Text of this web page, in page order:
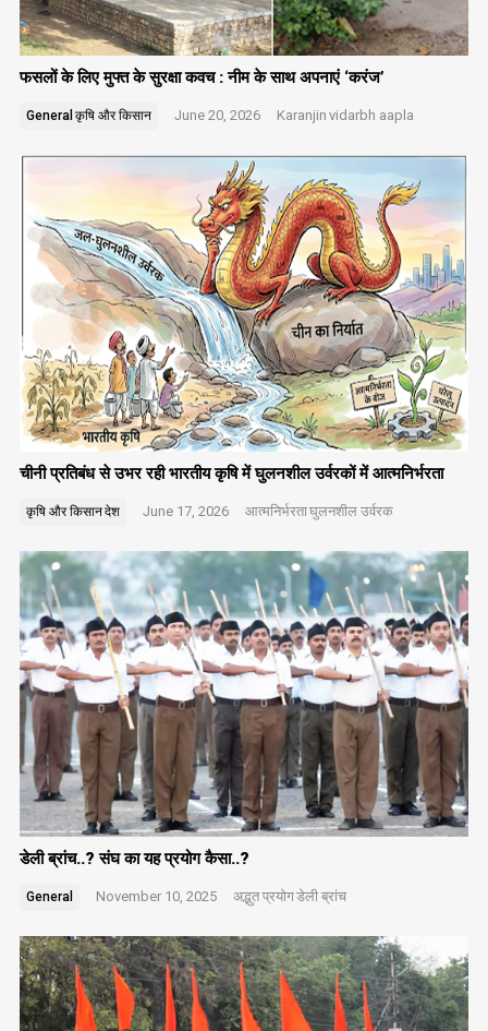
फसलों के लिए मुफ्त के सुरक्षा कवच : नीम के साथ अपनाएं ‘करंज’
General कृषि और किसान June 20, 2026 Karanjin vidarbh aapla
चीनी प्रतिबंध से उभर रही भारतीय कृषि में घुलनशील उर्वरकों में आत्मनिर्भरता
कृषि और किसानदेश June 17, 2026 आत्मनिर्भरताघुलनशील उर्वरक
डेली ब्रांच..? संघ का यह प्रयोग कैसा..?
General November 10, 2025 अद्भुत प्रयोगडेली ब्रांच